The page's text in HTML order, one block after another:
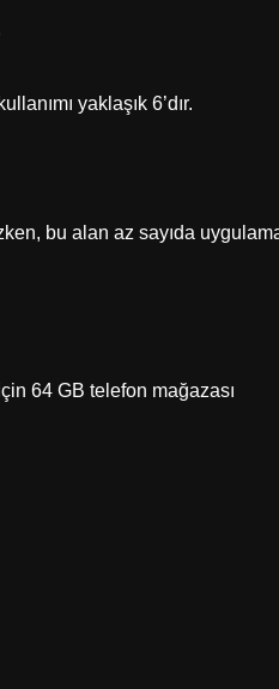
yaklaşık 6’dır.
bu alan az sayıda
64 GB telefon mağazası